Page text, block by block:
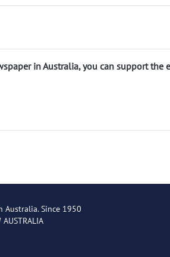
in Australia, you can support the
Australia. Since 1950